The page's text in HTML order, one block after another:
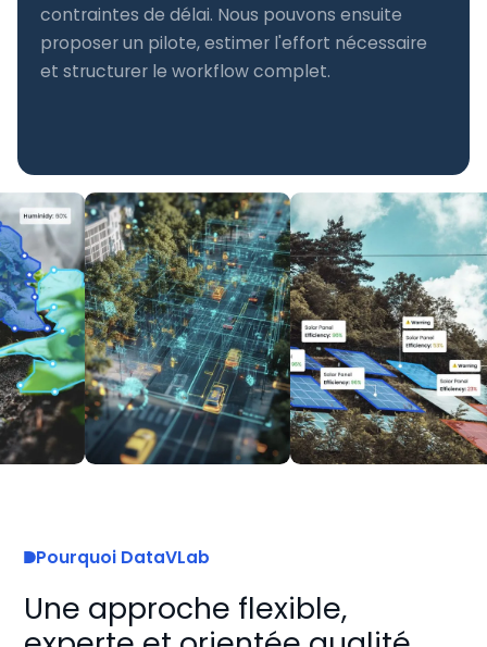
contraintes de délai. Nous pouvons ensuite
proposer un pilote, estimer l'effort nécessaire
et structurer le workflow complet.
Pourquoi DataVLab
Une approche flexible,